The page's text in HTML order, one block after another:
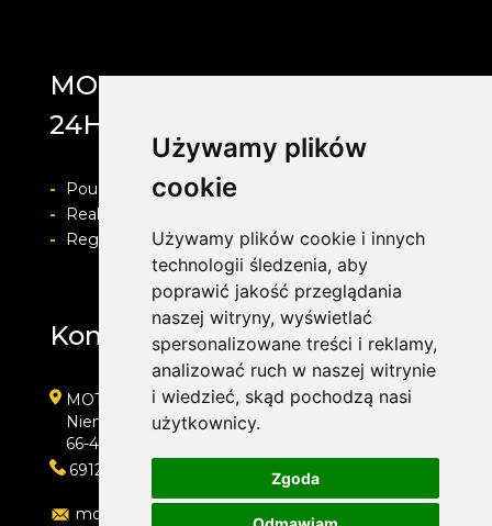
Używamy plików
cookie
Używamy plików cookie i innych
technologii śledzenia, aby
poprawić jakość przeglądania
naszej witryny, wyświetlać
spersonalizowane treści i reklamy,
analizować ruch w naszej witrynie
i wiedzieć, skąd pochodzą nasi
użytkownicy.
Zgoda
MOTOLAB WULKANIZACJA
24H
-
Pouczenie o prawie do odstapienia od umowy
-
Realizacja zamówienia i formy płatności
-
Regulamin i Polityka prywatności
Kontakt
MOTOLAB WULKANIZACJA 24H
Niemcewicza 39
66-400 Gorzów Wielkopolski
691204767
motolab@onet.pl